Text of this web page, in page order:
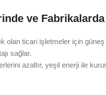
ve Fabrikalarda
olan ticari işletmeler için
sağlar.
azaltır, yeşil enerji ile